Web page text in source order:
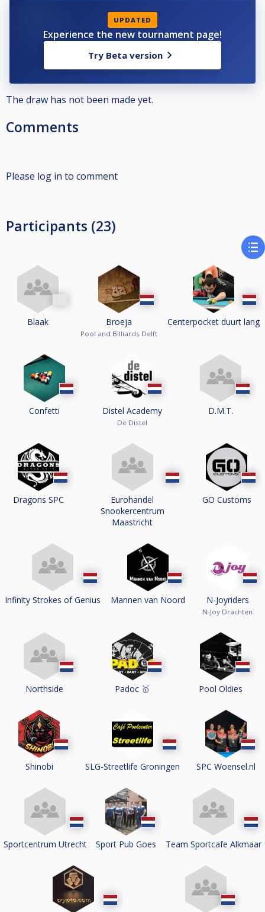
UPDATED
Experience the new tournament page!
Try Beta version
The draw has not been made yet.
Comments
Please log in to comment
Participants (23)
Blaak Broeja
Pool and Billiards Delft
Centerpocket duurt lang
Confetti Distel Academy
De Distel
D.M.T.
Dragons SPC
Eurohandel
Snookercentrum
Maastricht
GO Customs
Infinity Strokes of Genius Mannen van Noord N-Joyriders
N-Joy Drachten
Northside Padoc 🥇 Pool Oldies
Shinobi SLG-Streetlife Groningen SPC Woensel.nl
Sportcentrum Utrecht Sport Pub Goes Team Sportcafe Alkmaar